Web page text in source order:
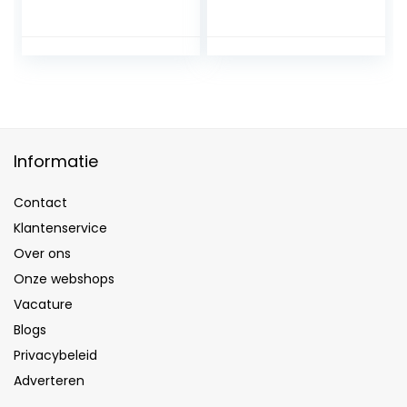
Informatie
Contact
Klantenservice
Over ons
Onze webshops
Vacature
Blogs
Privacybeleid
Adverteren